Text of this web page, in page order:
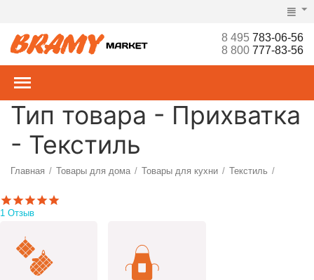
8 495783-06-56
8 800777-83-56
Тип товара - Прихватка
- Текстиль
Главная / Товары для дома / Товары для кухни / Текстиль /
1 Отзыв